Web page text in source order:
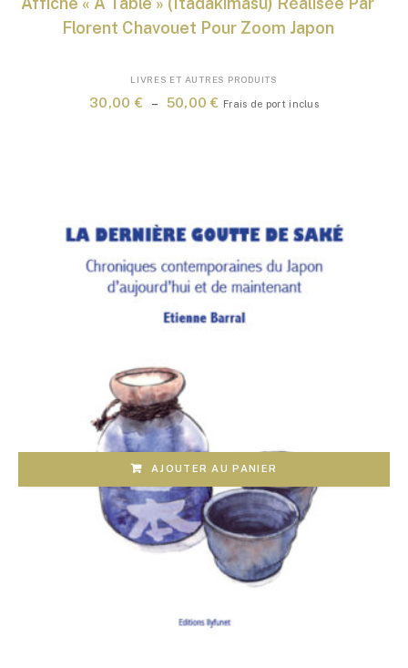
Florent Chavouet Pour Zoom Japon
LIVRES ET AUTRES PRODUITS
30,00€ – 50,00€ Plage
Frais de port inclus
AJOUTER AU PANIER